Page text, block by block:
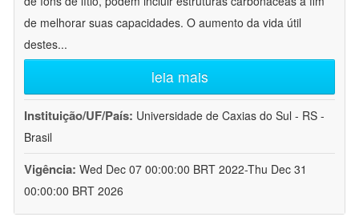
de melhorar suas capacidades. O aumento da vida útil
destes...
leia mais
Instituição/UF/País: Universidade de Caxias do Sul - RS -
Brasil
Vigência: Wed Dec 07 00:00:00 BRT 2022-Thu Dec 31
00:00:00 BRT 2026